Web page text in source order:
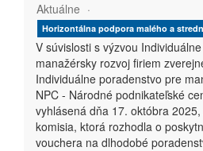
Aktuálne
Horizontálna podpora malého a
V súvislosti s výzvou
manažérsky rozvoj firiem
Individuálne poradenstvo pre
NPC - Národné podnikateľské
vyhlásená dňa 17. októbra
komisia, ktorá rozhodla o
vouchera na dlhodobé